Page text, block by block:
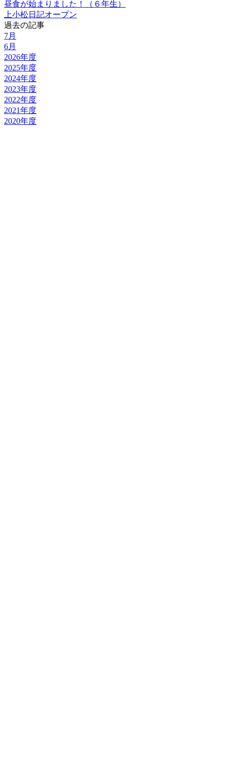
昼食が始まりました！（６年生）
上小松日記オープン
過去の記事
7月
6月
2026年度
2025年度
2024年度
2023年度
2022年度
2021年度
2020年度